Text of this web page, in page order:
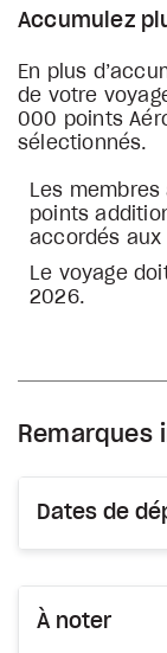
Accumulez
En plus
de votre
000 points
sélectionnés.
Les
points
accordés aux
Le voyage
2026.
Remarques
Dates de
À noter